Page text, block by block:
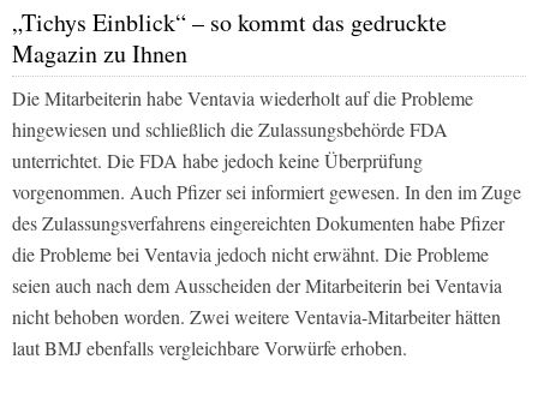
„Tichys Einblick“ – so kommt das gedruckte
Magazin zu Ihnen
Die Mitarbeiterin habe Ventavia wiederholt auf die Probleme
hingewiesen und schließlich die Zulassungsbehörde FDA
unterrichtet. Die FDA habe jedoch keine Überprüfung
vorgenommen. Auch Pfizer sei informiert gewesen. In den im Zuge
des Zulassungsverfahrens eingereichten Dokumenten habe Pfizer
die Probleme bei Ventavia jedoch nicht erwähnt. Die Probleme
seien auch nach dem Ausscheiden der Mitarbeiterin bei Ventavia
nicht behoben worden. Zwei weitere Ventavia-Mitarbeiter hätten
laut BMJ ebenfalls vergleichbare Vorwürfe erhoben.